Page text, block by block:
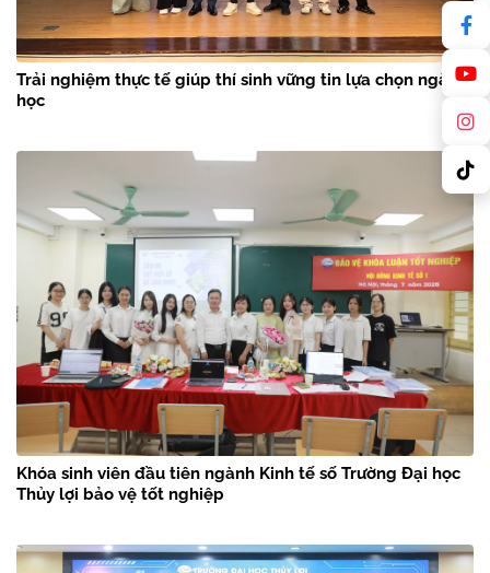
Trải nghiệm thực tế giúp thí sinh vững tin lựa chọn ngành
học
Khóa sinh viên đầu tiên ngành Kinh tế số Trường Đại học
Thủy lợi bảo vệ tốt nghiệp